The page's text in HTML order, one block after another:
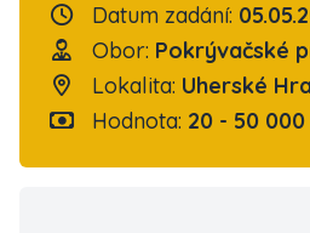
Datum zadání:
Obor: Pokrývačské
Lokalita: Uherské
Hodnota: 20 - 50 000